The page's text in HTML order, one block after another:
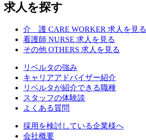
求人を探す
介 護 CARE WORKER 求人を見る
看護師 NURSE 求人を見る
その他 OTHERS 求人を見る
リベルタの強み
キャリアアドバイザー紹介
リベルタが紹介できる職種
スタッフの体験談
よくある質問
採用を検討している企業様へ
会社概要